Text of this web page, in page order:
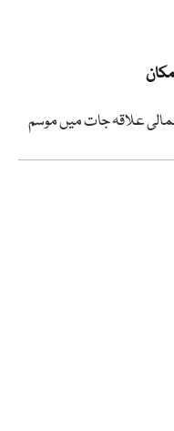
علاقہ جات میں موسم